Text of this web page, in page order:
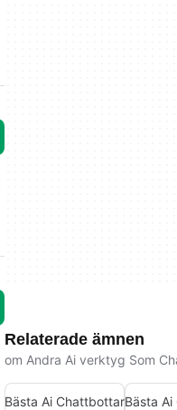
Relaterade ämnen
om Andra Ai verktyg Som
Bästa Ai ChattbottarBästa